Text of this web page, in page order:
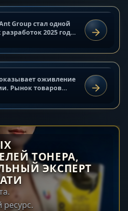
Group стал одной
2025 года
Tesla...
ЧИТАТЬ
2025 — рост
тренды
оживление
Рынок товаров
изменению...
ЧИТАТЬ
ТОНЕРА,
ЭКСПЕРТ